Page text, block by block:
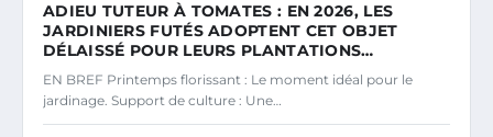
ADIEU TUTEUR À TOMATES : EN 2026, LES
JARDINIERS FUTÉS ADOPTENT CET OBJET
DÉLAISSÉ POUR LEURS PLANTATIONS…
EN BREF Printemps florissant : Le moment idéal pour le
jardinage. Support de culture : Une…